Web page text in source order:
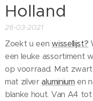
Holland
26-03-2021
Zoekt u eenwissellijst?
een leuke assortiment
op voorraad. Mat
mat zilveraluminium en
blanke hout. Van A4